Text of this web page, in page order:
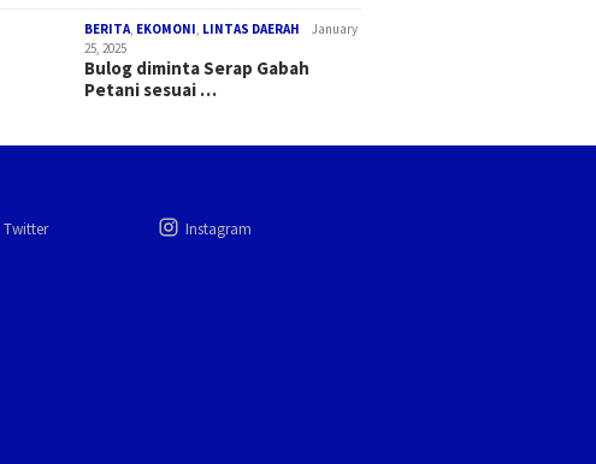
BERITA, EKOMONI, LINTAS DAERAH
January
25, 2025
Bulog diminta Serap Gabah
Petani sesuai …
Twitter
Instagram